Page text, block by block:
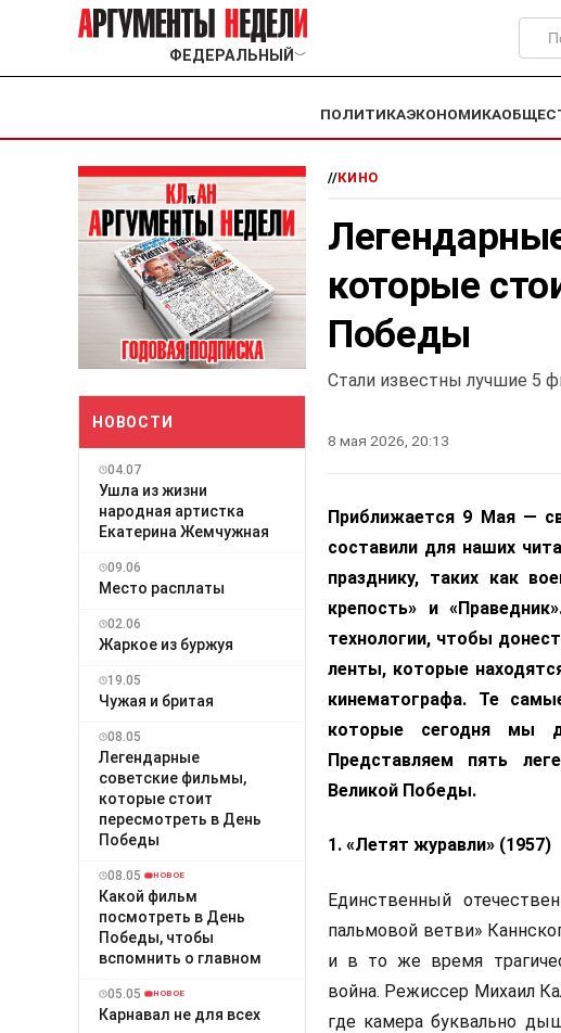
ФЕДЕРАЛЬНЫЙ ﹀
ПОЛИТИКАЭКОНОМИКА
НОВОСТИ
04.07
Ушла из жизни
народная артистка
Екатерина Жемчужная
09.06
Место расплаты
02.06
Жаркое из буржуя
19.05
Чужая и бритая
08.05
Легендарные
советские фильмы,
которые стоит
пересмотреть в День
Победы
08.05 НОВОЕ
Какой фильм
посмотреть в День
Победы, чтобы
вспомнить о главном
05.05 НОВОЕ
Карнавал не для всех
//КИНО
которые
Победы
Стали известны лучшие 5
8 мая 2026, 20:13
Приближается 9 Мая —
составили для наших
празднику, таких как
крепость» и
технологии, чтобы
ленты, которые
кинематографа. Те
которые сегодня мы
Представляем пять
Великой Победы.
1. «Летят журавли» (1957)
Единственный
пальмовой ветви»
и в то же время
война. Режиссер Михаил
где камера буквально